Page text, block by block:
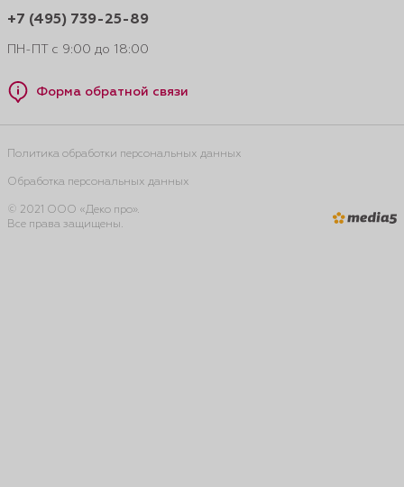
+7 (495) 739-25-89
ПН-ПТ с 9:00 до 18:00
Форма обратной связи
Политика обработки персональных данных
Обработка персональных данных
© 2021 ООО «Деко про».
Все права защищены.